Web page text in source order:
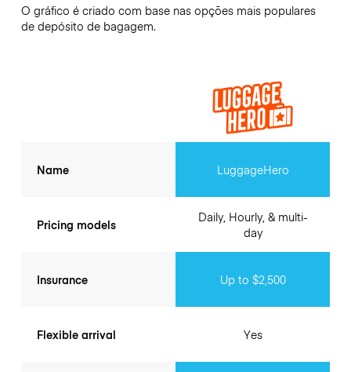
O gráfico é criado com base nas opções mais populares
de depósito de bagagem.
Name
Pricing models
Insurance
Flexible arrival
LuggageHero
Daily, Hourly, & multi-
day
Up to $2,500
Yes